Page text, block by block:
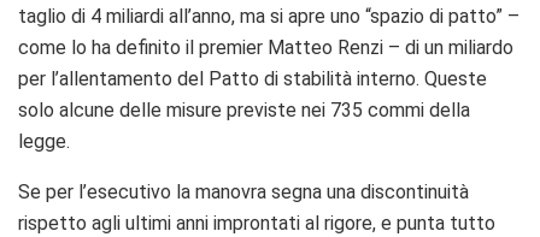
taglio di 4 miliardi all’anno, ma si apre uno “spazio di patto” –
come lo ha definito il premier Matteo Renzi – di un miliardo
per l’allentamento del Patto di stabilità interno. Queste
solo alcune delle misure previste nei 735 commi della
legge.
Se per l’esecutivo la manovra segna una discontinuità
rispetto agli ultimi anni improntati al rigore, e punta tutto